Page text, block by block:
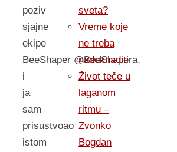
poziv
sjajne
ekipe
BeeShaper @BeeShapera,
i
ja
sam
prisustvoao
istom
sveta?
Vreme koje
ne treba
nadoknaditi
Život teče u
laganom
ritmu –
Zvonko
Bogdan